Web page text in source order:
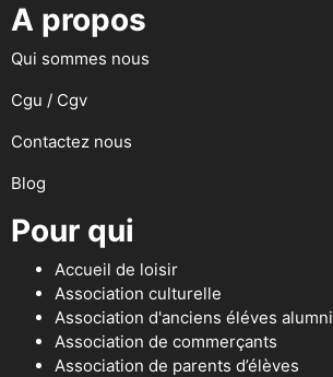
A propos
Qui sommes nous
Cgu / Cgv
Contactez nous
Blog
Pour qui
Accueil de loisir
Association culturelle
Association d'anciens éléves alumni
Association de commerçants
Association de parents d’élèves